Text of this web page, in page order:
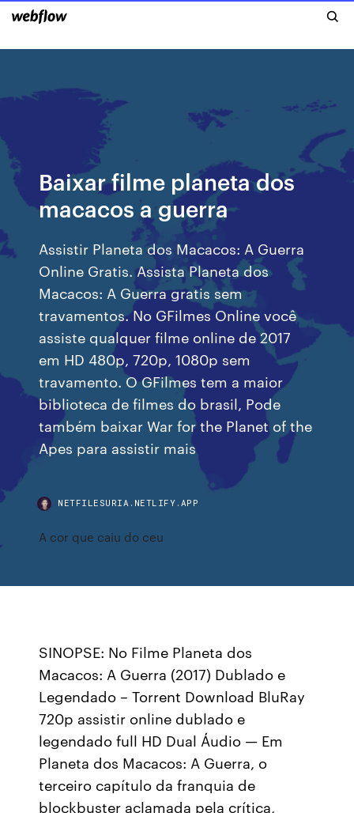
Baixar filme planeta dos
macacos a guerra
Assistir Planeta dos Macacos: A Guerra
Online Gratis. Assista Planeta dos
Macacos: A Guerra gratis sem
travamentos. No GFilmes Online você
assiste qualquer filme online de 2017
em HD 480p, 720p, 1080p sem
travamento. O GFilmes tem a maior
biblioteca de filmes do brasil, Pode
também baixar War for the Planet of the
Apes para assistir mais
NETFILESURIA.NETLIFY.APP
A cor que caiu do ceu
SINOPSE: No Filme Planeta dos
Macacos: A Guerra (2017) Dublado e
Legendado – Torrent Download BluRay
720p assistir online dublado e
legendado full HD Dual Áudio — Em
Planeta dos Macacos: A Guerra, o
terceiro capítulo da franquia de
blockbuster aclamada pela crítica,